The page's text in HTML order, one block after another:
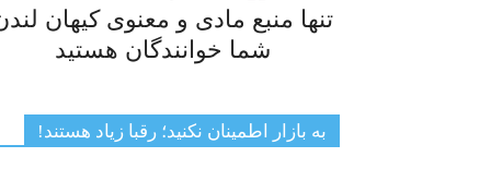
تنها منبع مادی و معنوی کیهان
شما خوانندگان هستید
به بازار اطمینان نکنید؛ رقبا زیاد هستند!